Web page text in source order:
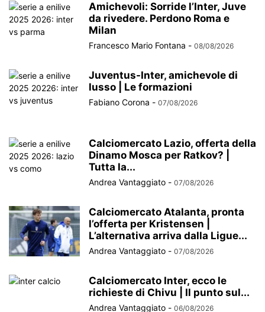
Amichevoli: Sorride l’Inter, Juve
da rivedere. Perdono Roma e
Milan
Francesco Mario Fontana - 08/08/2026
Juventus-Inter, amichevole di
lusso | Le formazioni
Fabiano Corona - 07/08/2026
Calciomercato Lazio, offerta della
Dinamo Mosca per Ratkov? |
Tutta la...
Andrea Vantaggiato - 07/08/2026
Calciomercato Atalanta, pronta
l’offerta per Kristensen |
L’alternativa arriva dalla Ligue...
Andrea Vantaggiato - 07/08/2026
Calciomercato Inter, ecco le
richieste di Chivu | Il punto sul...
Andrea Vantaggiato - 06/08/2026